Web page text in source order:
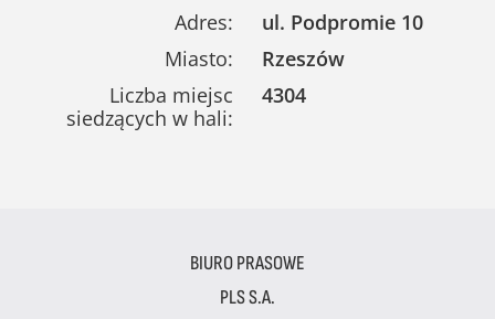
Adres:
ul. Podpromie 10
Miasto:
Rzeszów
Liczba miejsc
siedzących w hali:
4304
BIURO PRASOWE
PLS S.A.